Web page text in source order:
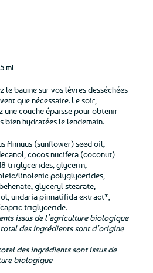
ml
le baume sur vos lèvres desséchées
que nécessaire. Le soir,
une couche épaisse pour obtenir
bien hydratées le lendemain.
Annuus (sunflower) seed oil,
cocos nucifera (coconut)
triglycerides, glycerin,
linolenic polyglycerides,
glyceryl stearate,
undaria pinnatifida extract*,
triglyceride.
issus de l’agriculture biologique
total des ingrédients sont d’origine
des ingrédients sont issus de
biologique